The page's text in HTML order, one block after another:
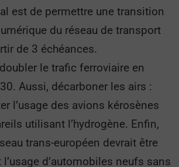
est de permettre une transition
du réseau de transport
de 3 échéances.
le trafic ferroviaire en
Aussi, décarboner les airs :
l’usage des avions kérosènes
utilisant l’hydrogène. Enfin,
trans-européen devrait être
d’automobiles neufs sans